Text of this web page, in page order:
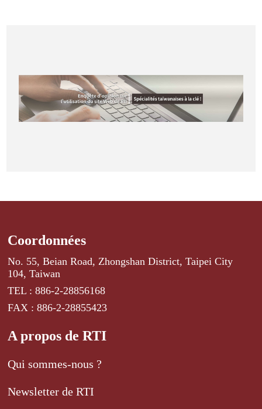
Coordonnées
No. 55, Beian Road, Zhongshan District, Taipei City
104, Taiwan
TEL : 886-2-28856168
FAX : 886-2-28855423
A propos de RTI
Qui sommes-nous ?
Newsletter de RTI